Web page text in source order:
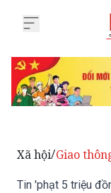
Xã hội/Giao
Tin 'phạt 5 triệu